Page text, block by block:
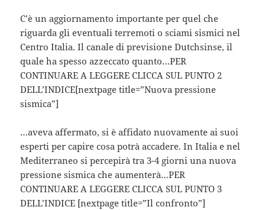
C’è un aggiornamento importante per quel che
riguarda gli eventuali terremoti o sciami sismici nel
Centro Italia. Il canale di previsione Dutchsinse, il
quale ha spesso azzeccato quanto…PER
CONTINUARE A LEGGERE CLICCA SUL PUNTO 2
DELL’INDICE[nextpage title=”Nuova pressione
sismica”]
…aveva affermato, si è affidato nuovamente ai suoi
esperti per capire cosa potrà accadere. In Italia e nel
Mediterraneo si percepirà tra 3-4 giorni una nuova
pressione sismica che aumenterà…PER
CONTINUARE A LEGGERE CLICCA SUL PUNTO 3
DELL’INDICE [nextpage title=”Il confronto”]